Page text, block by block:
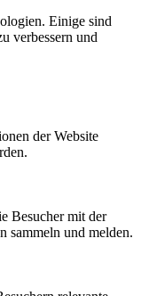
Einige sind
verbessern und
der Website
Besucher mit der
sammeln und melden.